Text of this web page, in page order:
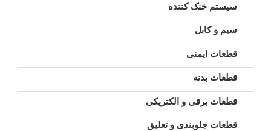
سیستم خنک کننده
سیم و کابل
قطعات ایمنی
قطعات بدنه
قطعات برقی و الکتریکی
قطعات جلوبندی و تعلیق